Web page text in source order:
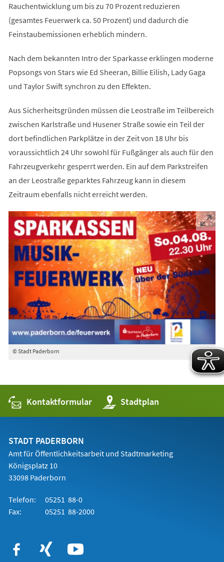
Rauchentwicklung um bis zu 70 Prozent reduzieren
(gesamtes Feuerwerk ca. 50 Prozent) und dadurch die
Feinstaubemissionen erheblich mindern.
Nach dem bekannten Intro der Sparkasse erklingen moderne
Popsongs von Stars wie Ed Sheeran, Billie Eilish, Lady Gaga
und Taylor Swift synchron zu den Effekten.
Aus Sicherheitsgründen müssen die Leostraße im Teilbereich
zwischen Karlstraße und Husener Straße sowie ein Teil der
dort befindlichen Parkplätze in der Zeit von 18 Uhr bis
voraussichtlich 24 Uhr sowohl für Fußgänger als auch für den
Fahrzeugverkehr gesperrt werden. Ein auf dem Parkstreifen
an der Leostraße geparktes Fahrzeug kann in diesem
Zeitraum ebenfalls nicht erreicht werden.
© Stadt Paderborn
Kontaktformular Stadtplan
(Öffnet
in
einem
STADT PADERBORN
Amt für Öffentlichkeitsarbeit und Stadtmarketing
Königsplatz 10
33098 Paderborn
Telefon:
05251 88-0
Fax:
05251 88-2000